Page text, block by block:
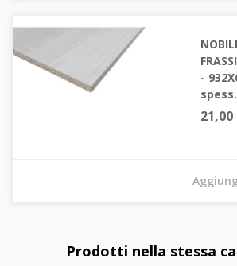
-
21,00
Prodotti nella stessa